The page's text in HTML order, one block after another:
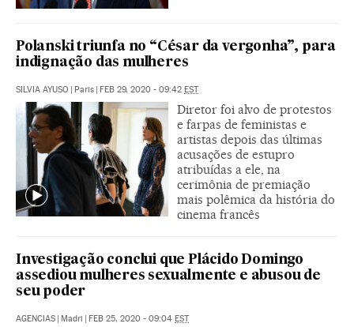
Polanski triunfa no “César da vergonha”, para
indignação das mulheres
SILVIA AYUSO | Paris | FEB 29, 2020 - 09:42 EST
Diretor foi alvo de protestos
e farpas de feministas e
artistas depois das últimas
acusações de estupro
atribuídas a ele, na
cerimônia de premiação
mais polêmica da história do
cinema francês
Investigação conclui que Plácido Domingo
assediou mulheres sexualmente e abusou de
seu poder
AGENCIAS | Madri | FEB 25, 2020 - 09:04 EST